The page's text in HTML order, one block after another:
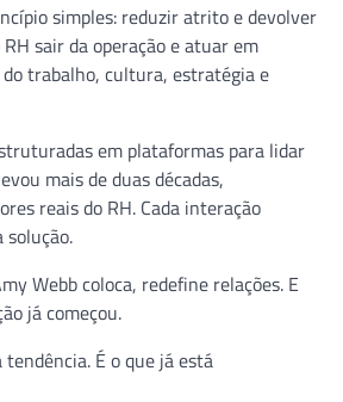
simples: reduzir atrito e devolver
sair da operação e atuar em
trabalho, cultura, estratégia e
em plataformas para lidar
mais de duas décadas,
reais do RH. Cada interação
solução.
Webb coloca, redefine relações. E
já começou.
tendência. É o que já está